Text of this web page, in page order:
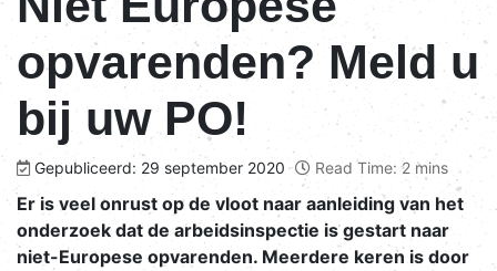
opvarenden? Meld u
bij uw PO!
Gepubliceerd: 29 september 2020 Read Time: 2 mins
Er is veel onrust op de vloot naar aanleiding van het
onderzoek dat de arbeidsinspectie is gestart naar
niet-Europese opvarenden. Meerdere keren is door